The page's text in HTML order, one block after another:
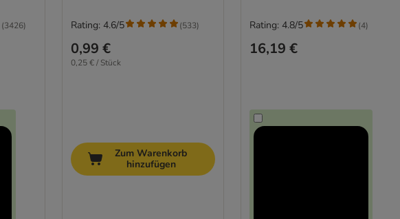
(3426)
0,99 €
0,25 € / Stück
Rating: 4.6/5 (533)
Zum Warenkorb
hinzufügen
16,19 €
Rating: 4.8/5 (4)